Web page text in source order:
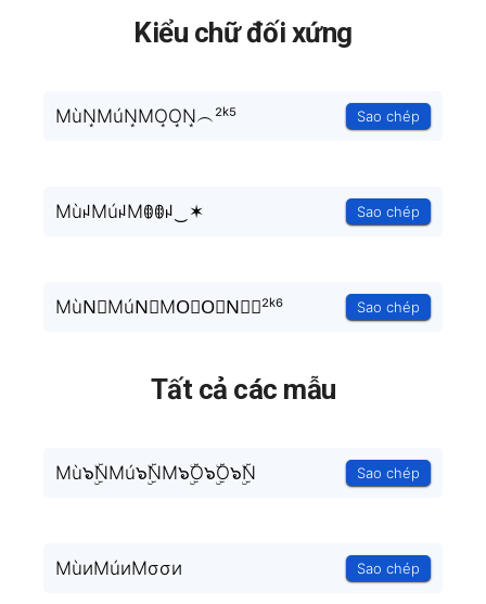
Kiểu chữ đối xứng
MùN͙MúN͙MO͙O͙N͙︵²ᵏ⁵ Sao chép
MùꈤMúꈤMꂦꂦꈤ‿✶ Sao chép
MùN⃘MúN⃘MO⃘O⃘N⃘︵²ᵏ⁶ Sao chép
Tất cả các mẫu
Mù๖ۣۜNMú๖ۣۜNM๖ۣۜO๖ۣۜO๖ۣۜN Sao chép
MùиMúиMσσи Sao chép